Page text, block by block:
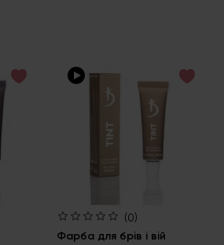
(0)
Фарба для брів і вій